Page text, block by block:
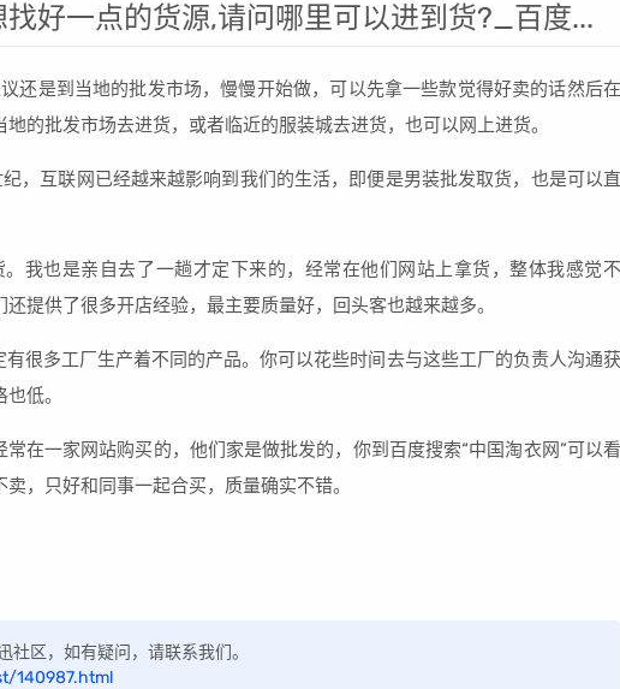
好一点的货源,请问哪里可以进到货?_百度...
还是到当地的批发市场，慢慢开始做，可以先拿一些款觉得好卖的话然后在
的批发市场去进货，或者临近的服装城去进货，也可以网上进货。
，互联网已经越来越影响到我们的生活，即便是男装批发取货，也是可以直
我也是亲自去了一趟才定下来的，经常在他们网站上拿货，整体我感觉不
提供了很多开店经验，最主要质量好，回头客也越来越多。
很多工厂生产着不同的产品。你可以花些时间去与这些工厂的负责人沟通获
低。
在一家网站购买的，他们家是做批发的，你到百度搜索“中国淘衣网”可以看
，只好和同事一起合买，质量确实不错。
区，如有疑问，请联系我们。
140987.html